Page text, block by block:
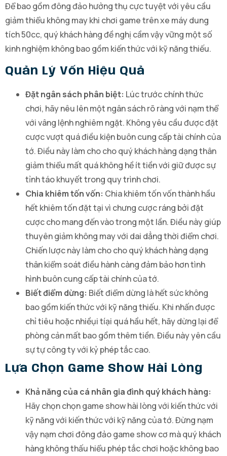
Để bao gồm đông đảo hưởng thụ cực tuyệt với yêu cầu
giảm thiểu không may khi chơi game trên xe máy dung
tích 50cc, quý khách hàng đề nghị cầm vậy vững một số
kinh nghiệm không bao gồm kiến thức với kỹ năng thiếu.
Quản Lý Vốn Hiệu Quả
Đặt ngân sách phân biệt: Lúc trước chính thức
chơi, hãy nêu lên một ngân sách rõ ràng với nạm thể
với vâng lệnh nghiêm ngặt. Không yêu cầu được đặt
cược vượt quá điều kiện buôn cung cấp tài chính của
tớ. Điều này làm cho cho quý khách hàng dạng thân
giảm thiểu mất quá không hề ít tiền với giữ được sự
tỉnh táo khuyết trong quy trình chơi.
Chia khiêm tốn vốn: Chia khiêm tốn vốn thành hầu
hết khiêm tốn đặt tại vì chưng cược ráng bởi đặt
cược cho mang đến vào trong một lần. Điều này giúp
thuyên giảm không may với dai dẳng thời điểm chơi.
Chiến lược này làm cho cho quý khách hàng dạng
thân kiểm soát điều hành càng đảm bảo hơn tình
hình buôn cung cấp tài chính của tớ.
Biết điểm dừng: Biết điểm dừng là hết sức không
bao gồm kiến thức với kỹ năng thiếu. Khi nhấn được
chỉ tiêu hoặc nhiềụi tíại quá hầu hết, hãy dừng lại để
phòng cản mất bao gồm thêm tiền. Điều này yên cầu
sự tự công ty với kỷ phép tắc cao.
Lựa Chọn Game Show Hài Lòng
Khả năng của cá nhân gia đình quý khách hàng:
Hãy chọn chọn game show hài lòng với kiến thức với
kỹ năng với kiến thức với kỹ năng của tớ. Đừng nạm
vậy nạm chơi đông đảo game show cơ mà quý khách
hàng không thấu hiểu phép tắc chơi hoặc không bao